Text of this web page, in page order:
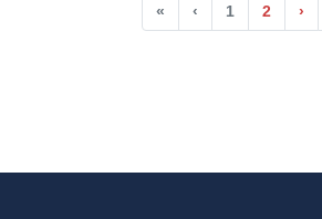
« ‹ 1 2 ›